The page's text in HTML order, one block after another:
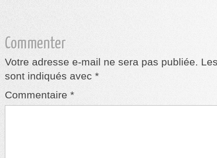
Commenter
Votre adresse e-mail ne sera pas publiée.
sont indiqués avec *
Commentaire *